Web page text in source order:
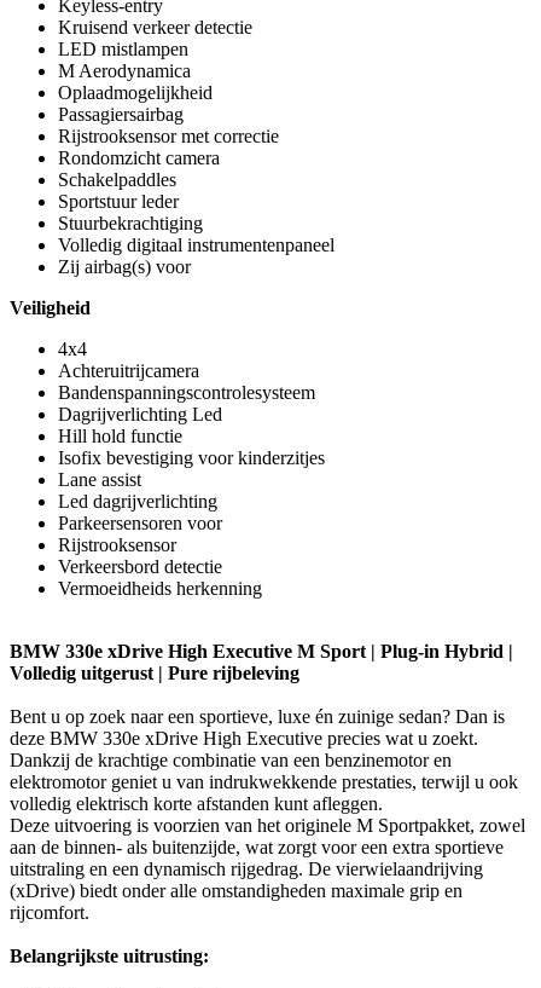
Keyless-entry
Kruisend verkeer detectie
LED mistlampen
M Aerodynamica
Oplaadmogelijkheid
Passagiersairbag
Rijstrooksensor met correctie
Rondomzicht camera
Schakelpaddles
Sportstuur leder
Stuurbekrachtiging
Volledig digitaal instrumentenpaneel
Zij airbag(s) voor
Veiligheid
4x4
Achteruitrijcamera
Bandenspanningscontrolesysteem
Dagrijverlichting Led
Hill hold functie
Isofix bevestiging voor kinderzitjes
Lane assist
Led dagrijverlichting
Parkeersensoren voor
Rijstrooksensor
Verkeersbord detectie
Vermoeidheids herkenning
BMW 330e xDrive High Executive M Sport | Plug-in Hybrid |
Volledig uitgerust | Pure rijbeleving
Bent u op zoek naar een sportieve, luxe én zuinige sedan? Dan is
deze BMW 330e xDrive High Executive precies wat u zoekt.
Dankzij de krachtige combinatie van een benzinemotor en
elektromotor geniet u van indrukwekkende prestaties, terwijl u ook
volledig elektrisch korte afstanden kunt afleggen.
Deze uitvoering is voorzien van het originele M Sportpakket, zowel
aan de binnen- als buitenzijde, wat zorgt voor een extra sportieve
uitstraling en een dynamisch rijgedrag. De vierwielaandrijving
(xDrive) biedt onder alle omstandigheden maximale grip en
rijcomfort.
Belangrijkste uitrusting: